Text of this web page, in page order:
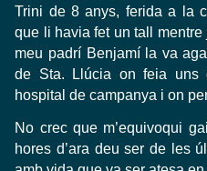
Trini de 8 anys, ferida a la
que li havia fet un tall mentre
meu padrí Benjamí la va
de Sta. Llúcia on feia uns
hospital de campanya i on
No crec que m’equivoqui
hores d’ara deu ser de les